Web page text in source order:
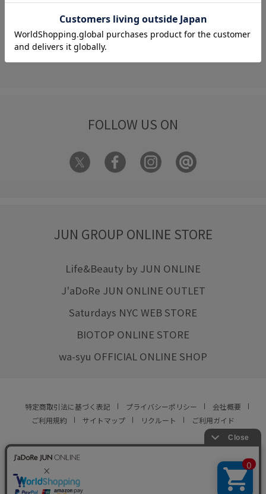
FAQ
お問い合わせ
FOLLOW US ON
JUN GROUP ONLINE STORE
Life&Beauty by JUN ONLINE
J'aDoRe JUN ONLINE OUTLET
Saturdays NYC WEB STORE
BIOTOP ONLINE STORE
wa-syu OFFICIAL ONLINE SHOP
特定商取引法に基づく表記 プライバシーポリシー
会社概要
ご利用規約
サイトマップ リクルート ご利用ガイド
© JUN CO.,LTD. ALL RIGHTS RESERVED.